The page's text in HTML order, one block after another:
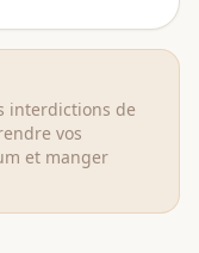
interdictions de
vos
et manger